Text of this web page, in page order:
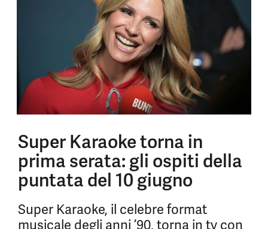
Super Karaoke torna in
prima serata: gli ospiti della
puntata del 10 giugno
Super Karaoke, il celebre format
musicale degli anni ’90, torna in tv con